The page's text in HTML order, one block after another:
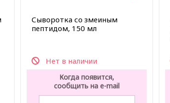
Сыворотка со змеиным
пептидом, 150 мл
Нет в наличии
Когда появится,
сообщить на e-mail